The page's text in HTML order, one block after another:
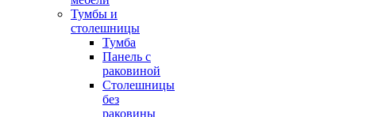
Тумбы и
столешницы
Тумба
Панель с
раковиной
Столешницы
без
раковины